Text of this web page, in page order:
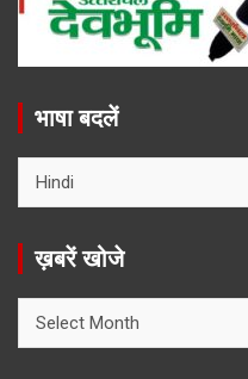
भाषा बदलें
ख़बरें खोजे
खोजे